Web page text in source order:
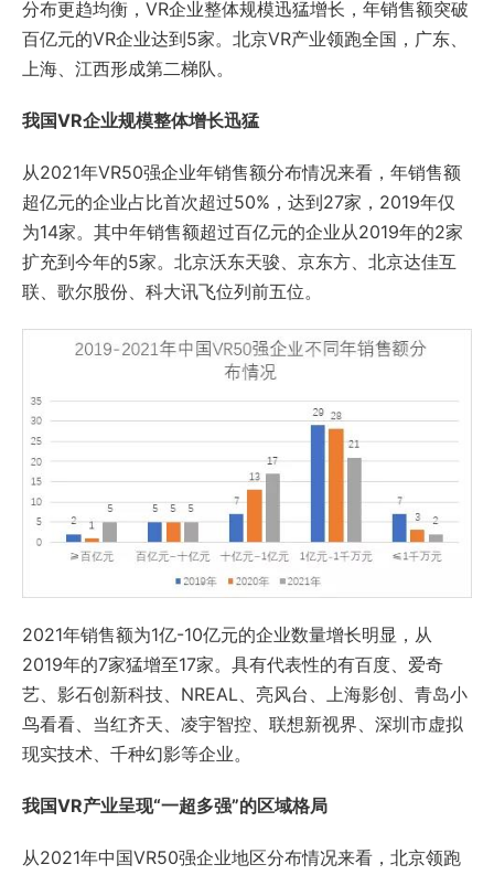
分布更趋均衡，VR企业整体规模迅猛增长，年销售额突破
百亿元的VR企业达到5家。北京VR产业领跑全国，广东、
上海、江西形成第二梯队。
我国VR企业规模整体增长迅猛
从2021年VR50强企业年销售额分布情况来看，年销售额
超亿元的企业占比首次超过50%，达到27家，2019年仅
为14家。其中年销售额超过百亿元的企业从2019年的2家
扩充到今年的5家。北京沃东天骏、京东方、北京达佳互
联、歌尔股份、科大讯飞位列前五位。
2021年销售额为1亿-10亿元的企业数量增长明显，从
2019年的7家猛增至17家。具有代表性的有百度、爱奇
艺、影石创新科技、NREAL、亮风台、上海影创、青岛小
鸟看看、当红齐天、凌宇智控、联想新视界、深圳市虚拟
现实技术、千种幻影等企业。
我国VR产业呈现“一超多强”的区域格局
从2021年中国VR50强企业地区分布情况来看，北京领跑